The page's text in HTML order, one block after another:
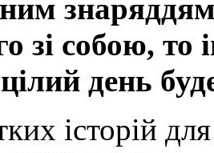
зі собою, то
день
історій